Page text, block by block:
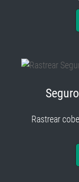
Rastrear